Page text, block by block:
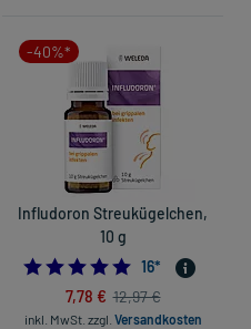
-40%*
Infludoron Streukügelchen,
10 g
4.875
16*
7,78 € 12,97 €
inkl. MwSt. zzgl. Versandkosten